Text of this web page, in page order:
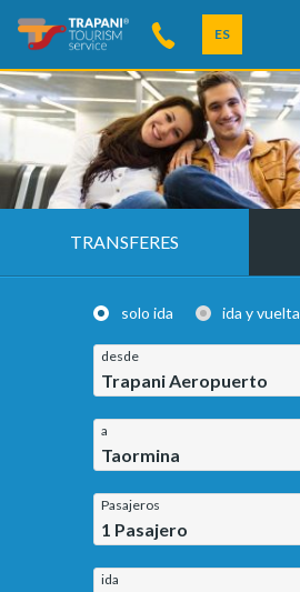
ES
TRANSFERES
solo ida ida y vuelta
desde
Trapani Aeropuerto
a
Taormina
Pasajeros
1 Pasajero
ida